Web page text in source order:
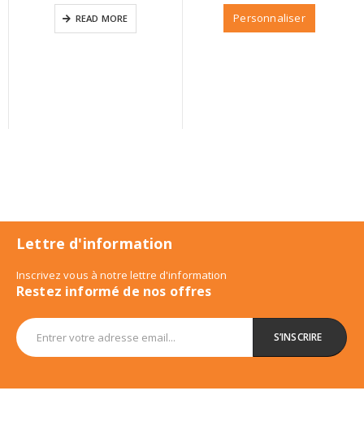
0sur 5
READ MORE
0sur 5
Personnaliser
Lettre d'information
Inscrivez vous à notre lettre d'information
Restez informé de nos offres